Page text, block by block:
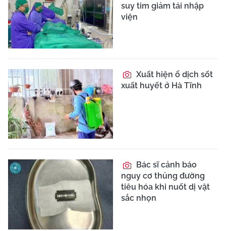
suy tim giảm tái nhập
viện
Xuất hiện ổ dịch sốt
xuất huyết ở Hà Tĩnh
Bác sĩ cảnh báo
nguy cơ thủng đường
tiêu hóa khi nuốt dị vật
sắc nhọn